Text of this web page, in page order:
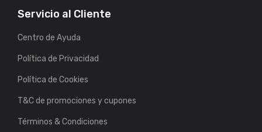
Servicio al Cliente
Centro de Ayuda
Política de Privacidad
Política de Cookies
T&C de promociones y cupones
Términos & Condiciones